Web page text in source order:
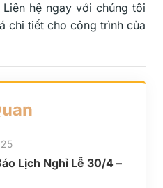
hệ ngay với chúng tôi
chi tiết cho công trình của
Lịch Nghỉ Lễ 30/4 –